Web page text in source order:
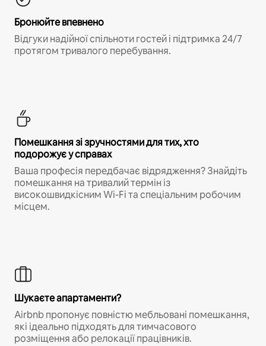
Бронюйте впевнено
Відгуки надійної спільноти гостей і підтримка 24/7
протягом тривалого перебування.
Помешкання зі зручностями для тих, хто
подорожує у справах
Ваша професія передбачає відрядження? Знайдіть
помешкання на тривалий термін із
високошвидкісним Wi-Fi та спеціальним робочим
місцем.
Шукаєте апартаменти?
Airbnb пропонує повністю мебльовані помешкання,
які ідеально підходять для тимчасового
розміщення або релокації працівників.